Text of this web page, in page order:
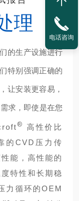
理
的生产设施进行
特别强调正确的
让安装更容易，
求， 即使是在您
® 高性价比
的CVD压力传
能，高性能的
特性和长期稳
力循环的OEM
电话咨询